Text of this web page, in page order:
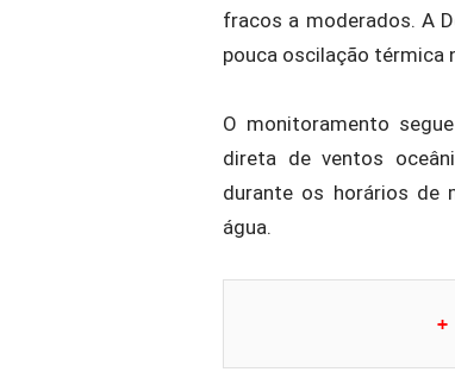
fracos a moderados. A
pouca oscilação térmica
O monitoramento
direta de ventos
durante os horários de
água.
+